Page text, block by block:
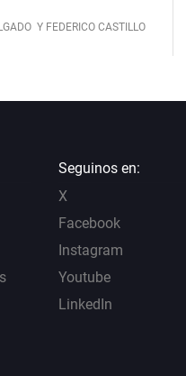
Y FEDERICO CASTILLO
Seguinos en:
X
Facebook
Instagram
Youtube
LinkedIn